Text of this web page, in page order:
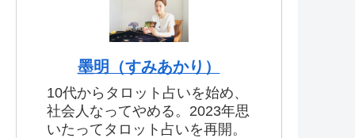
墨明（すみあかり）
10代からタロット占いを始め、
社会人なってやめる。2023年思
いたってタロット占いを再開。